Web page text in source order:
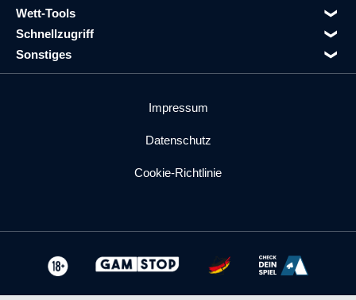
Wett-Tools
Schnellzugriff
Sonstiges
Impressum
Datenschutz
Cookie-Richtlinie